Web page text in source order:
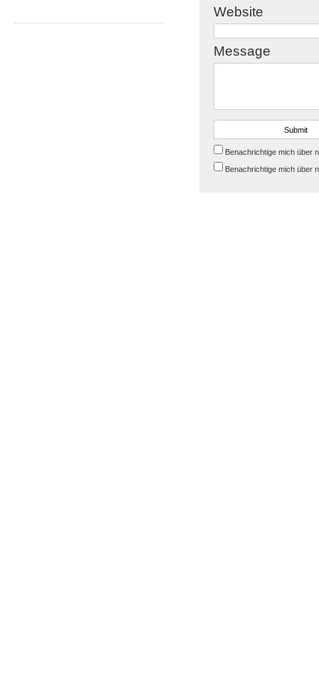
Website
Message
Benachrichtige mich über
Benachrichtige mich über